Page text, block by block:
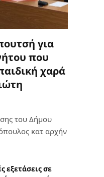
για
που
χαρά
του Δήμου
κατ αρχήν
εξετάσεις σε